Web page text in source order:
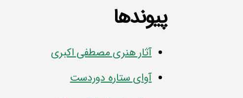
پیوندها
آثار هنری مصطفی اکبری
آوای ستاره دوردست